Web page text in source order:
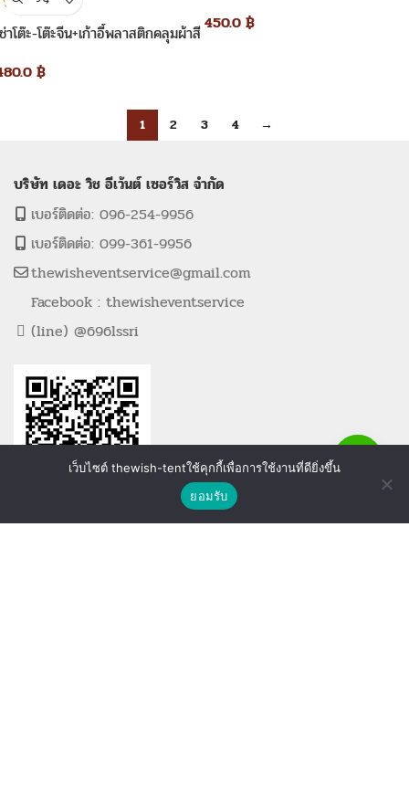
าโต๊ะ-โต๊ะจีน+เก้าอี้พลาสติกคลุมผ้าสี
฿
450.0 ฿
1 2 3 4 →
บริษัท เดอะ วิช อีเว้นต์ เซอร์วิส จำกัด
เบอร์ติดต่อ: 096-254-9956
เบอร์ติดต่อ: 099-361-9956
thewisheventservice@gmail.com
Facebook : thewisheventservice
(line) @696lssri
เว็บไซต์ thewish-tentใช้คุกกี้เพื่อการใช้งานที่ดียิ่งขึ้น
ยอมรับ
ติดต่อเรา